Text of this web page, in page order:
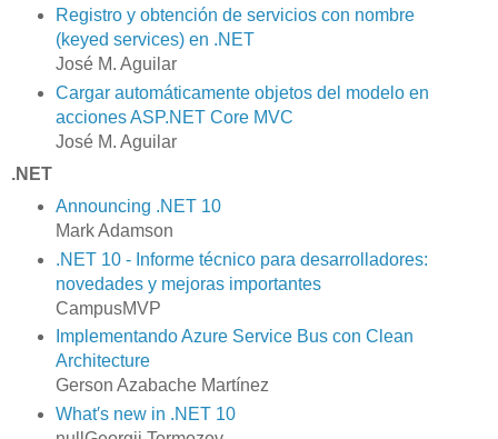
Registro y obtención de servicios con nombre
(keyed services) en .NET
José M. Aguilar
Cargar automáticamente objetos del modelo en
acciones ASP.NET Core MVC
José M. Aguilar
.NET
Announcing .NET 10
Mark Adamson
.NET 10 - Informe técnico para desarrolladores:
novedades y mejoras importantes
CampusMVP
Implementando Azure Service Bus con Clean
Architecture
Gerson Azabache Martínez
What′s new in .NET 10